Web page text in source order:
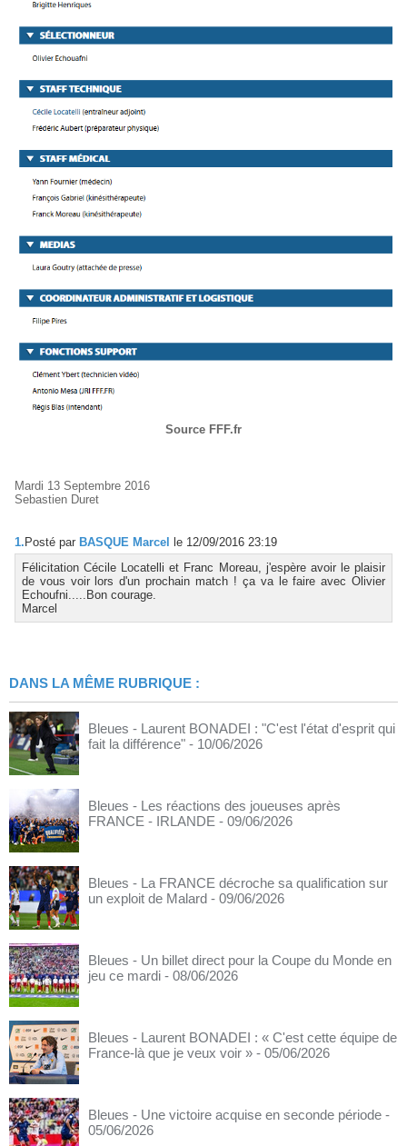
Source FFF.fr
Mardi 13 Septembre 2016
Sebastien Duret
1. Posté par BASQUE Marcel
le 12/09/2016 23:19
Félicitation Cécile Locatelli et Franc Moreau, j'espère avoir le plaisir
de vous voir lors d'un prochain match ! ça va le faire avec Olivier
Echoufni.....Bon courage.
Marcel
DANS LA MÊME RUBRIQUE :
Bleues - Laurent BONADEI : "C'est l'état d'esprit qui
fait la différence" - 10/06/2026
Bleues - Les réactions des joueuses après
FRANCE - IRLANDE - 09/06/2026
Bleues - La FRANCE décroche sa qualification sur
un exploit de Malard - 09/06/2026
Bleues - Un billet direct pour la Coupe du Monde en
jeu ce mardi - 08/06/2026
Bleues - Laurent BONADEI : « C'est cette équipe de
France-là que je veux voir » - 05/06/2026
Bleues - Une victoire acquise en seconde période -
05/06/2026